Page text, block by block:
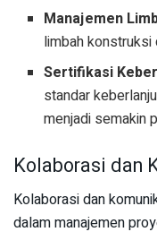
Manajemen
limbah konstruksi
Sertifikasi
standar
menjadi semakin
Kolaborasi dan
Kolaborasi dan
dalam manajemen